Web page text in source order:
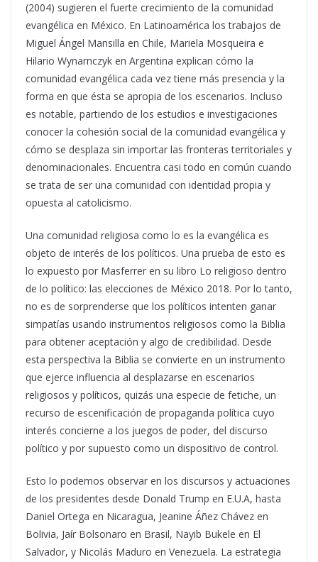
(2004) sugieren el fuerte crecimiento de la comunidad
evangélica en México. En Latinoamérica los trabajos de
Miguel Ángel Mansilla en Chile, Mariela Mosqueira e
Hilario Wynarnczyk en Argentina explican cómo la
comunidad evangélica cada vez tiene más presencia y la
forma en que ésta se apropia de los escenarios. Incluso
es notable, partiendo de los estudios e investigaciones
conocer la cohesión social de la comunidad evangélica y
cómo se desplaza sin importar las fronteras territoriales y
denominacionales. Encuentra casi todo en común cuando
se trata de ser una comunidad con identidad propia y
opuesta al catolicismo.
Una comunidad religiosa como lo es la evangélica es
objeto de interés de los políticos. Una prueba de esto es
lo expuesto por Masferrer en su libro Lo religioso dentro
de lo político: las elecciones de México 2018. Por lo tanto,
no es de sorprenderse que los políticos intenten ganar
simpatías usando instrumentos religiosos como la Biblia
para obtener aceptación y algo de credibilidad. Desde
esta perspectiva la Biblia se convierte en un instrumento
que ejerce influencia al desplazarse en escenarios
religiosos y políticos, quizás una especie de fetiche, un
recurso de escenificación de propaganda política cuyo
interés concierne a los juegos de poder, del discurso
político y por supuesto como un dispositivo de control.
Esto lo podemos observar en los discursos y actuaciones
de los presidentes desde Donald Trump en E.U.A, hasta
Daniel Ortega en Nicaragua, Jeanine Áñez Chávez en
Bolivia, Jaír Bolsonaro en Brasil, Nayib Bukele en El
Salvador, y Nicolás Maduro en Venezuela. La estrategia